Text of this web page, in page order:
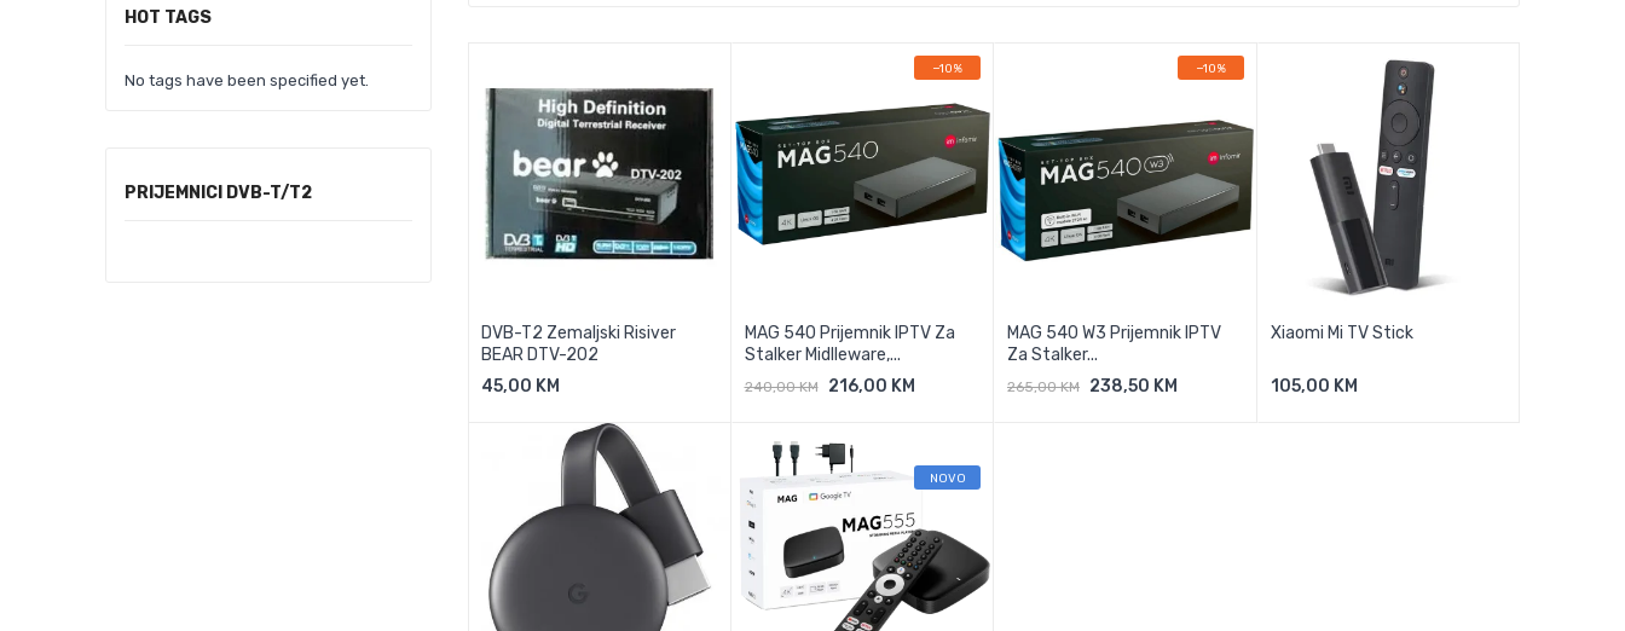
HOT TAGS
No tags have been specified yet.
PRIJEMNICI DVB-T/T2
DVB-T2 Zemaljski Risiver
BEAR DTV-202
45,00 KMDodaj U Košaricu
−10%
MAG 540 Prijemnik IPTV Za
Stalker Midlleware,...
240,00 KM 216,00 KM
Dodaj U Košaricu
−10%
MAG 540 W3 Prijemnik IPTV
Za Stalker...
265,00 KM 238,50 KM
Dodaj U Košaricu
Xiaomi Mi TV Stick
105,00 KMDodaj U Košaricu
NOVO